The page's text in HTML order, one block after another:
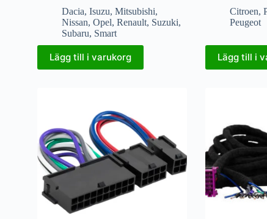
Dacia, Isuzu, Mitsubishi,
Nissan, Opel, Renault, Suzuki,
Subaru, Smart
Lägg till i varukorg
Citroen,
Peugeot
Lägg till i